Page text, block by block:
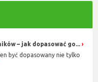
– jak dopasować go...
być dopasowany nie tylko